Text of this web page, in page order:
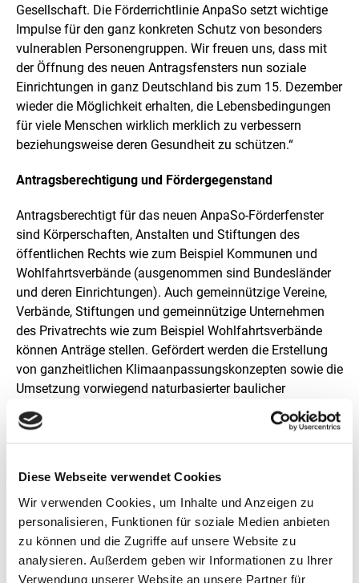
Diese Webseite verwendet Cookies
Wir verwenden Cookies, um Inhalte und Anzeigen zu
personalisieren, Funktionen für soziale Medien anbieten
zu können und die Zugriffe auf unsere Website zu
analysieren. Außerdem geben wir Informationen zu Ihrer
Verwendung unserer Website an unsere Partner für
Gesellschaft. Die Förderrichtlinie AnpaSo setzt wichtige
Impulse für den ganz konkreten Schutz von besonders
vulnerablen Personengruppen. Wir freuen uns, dass mit
der Öffnung des neuen Antragsfensters nun soziale
Einrichtungen in ganz Deutschland bis zum 15. Dezember
wieder die Möglichkeit erhalten, die Lebensbedingungen
für viele Menschen wirklich merklich zu verbessern
beziehungsweise deren Gesundheit zu schützen.“
Antragsberechtigung und Fördergegenstand
Antragsberechtigt für das neuen AnpaSo-Förderfenster
sind Körperschaften, Anstalten und Stiftungen des
öffentlichen Rechts wie zum Beispiel Kommunen und
Wohlfahrtsverbände (ausgenommen sind Bundesländer
und deren Einrichtungen). Auch gemeinnützige Vereine,
Verbände, Stiftungen und gemeinnützige Unternehmen
des Privatrechts wie zum Beispiel Wohlfahrtsverbände
können Anträge stellen. Gefördert werden die Erstellung
von ganzheitlichen Klimaanpassungskonzepten sowie die
Umsetzung vorwiegend naturbasierter baulicher
Maßnahmen auf der Grundlage von Konzepten wie etwa
Dach- und Fassadenbegrünungen oder das Anlegen von
Gewässern und Schattenplätzen. So erhalten soziale
sich gegen die Folgen der Klimakrise zu wappnen.
Die ZUG verantwortet das Programm als Projektträgerin
im Auftrag des Bundesministeriums für Umwelt,
Naturschutz, nukleare Sicherheit und Verbraucherschutz
(BMUV). Das neue Antragsfenster der Förderrichtlinie